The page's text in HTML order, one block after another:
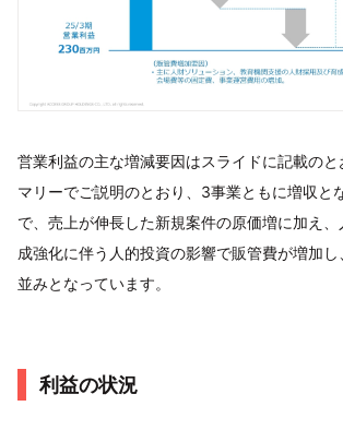
営業利益の主な増減要因はスライドに記載の
マリーでご説明のとおり、3事業ともに増収と
で、売上が伸長した新規案件の原価増に加え
成強化に伴う人的投資の影響で販管費が増加
並みとなっています。
利益の状況